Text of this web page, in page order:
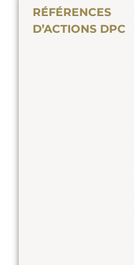
RÉFÉRENCES
D’ACTIONS DPC